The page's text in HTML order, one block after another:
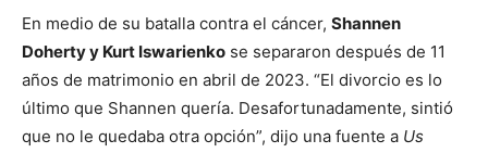
En medio de su batalla contra el cáncer, Shannen
Doherty y Kurt Iswarienko se separaron después de 11
años de matrimonio en abril de 2023. “El divorcio es lo
último que Shannen quería. Desafortunadamente, sintió
que no le quedaba otra opción”, dijo una fuente a Us